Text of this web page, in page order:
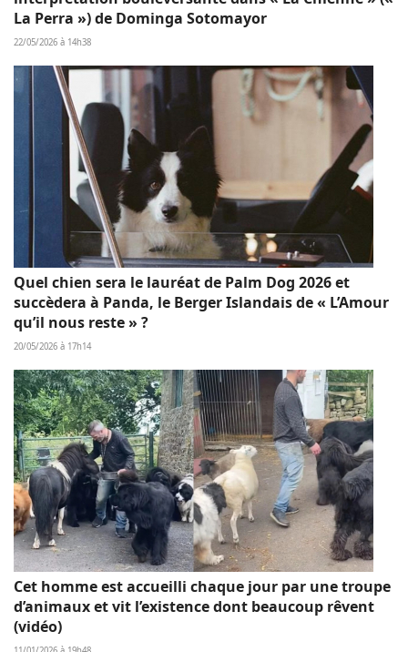
La Perra ») de Dominga Sotomayor
22/05/2026 à 14h38
Quel chien sera le lauréat de Palm Dog 2026 et
succèdera à Panda, le Berger Islandais de « L’Amour
qu’il nous reste » ?
20/05/2026 à 17h14
Cet homme est accueilli chaque jour par une troupe
d’animaux et vit l’existence dont beaucoup rêvent
(vidéo)